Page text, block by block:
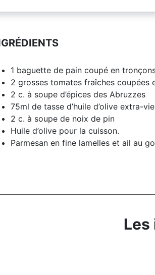
1 baguette de pain coupé en
2 grosses tomates fraîches coupées
2 c. à soupe d’épices des Abruzzes
75ml de tasse d’huile d’olive extra-
2 c. à soupe de noix de pin
Huile d’olive pour la cuisson.
Parmesan en fine lamelles et ail au